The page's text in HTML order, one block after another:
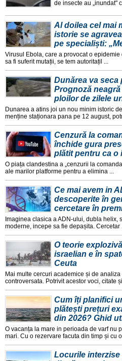
de insecte au „inundat"
Al doilea cel mai
istorie se
pe specialiști:
Virusul Ebola, care a provocat o
sa fi suferit mutații, se tem autoritațil ...
Dunărea va seca
Prognoză
ploilor de zilele
Dunarea a atins joi un nou minim istoric
menține staționara pana pe 12 august,
Cenzură la
închide gura
plătit pentru ca o
O piața clandestina a „cenzurii la
ale marilor platforme pentru a elimina ...
Ce mai avem in
descoperite în
cercetare în
Imaginea clasica a ADN-ului, dubla
moderne, incepe sa fie depașita. Cercetar
O teorie
israelian e în
Ceuta
Mai multe cercuri academice și de
controversata. Potrivit acestor voci, citate
Cum îți planifici
plătești prețuri
din 2026? Ghid
O vacanța la mare in perioada de varf nu
mari. Cu o rezervare facuta din timp și cu
Locurile interzise